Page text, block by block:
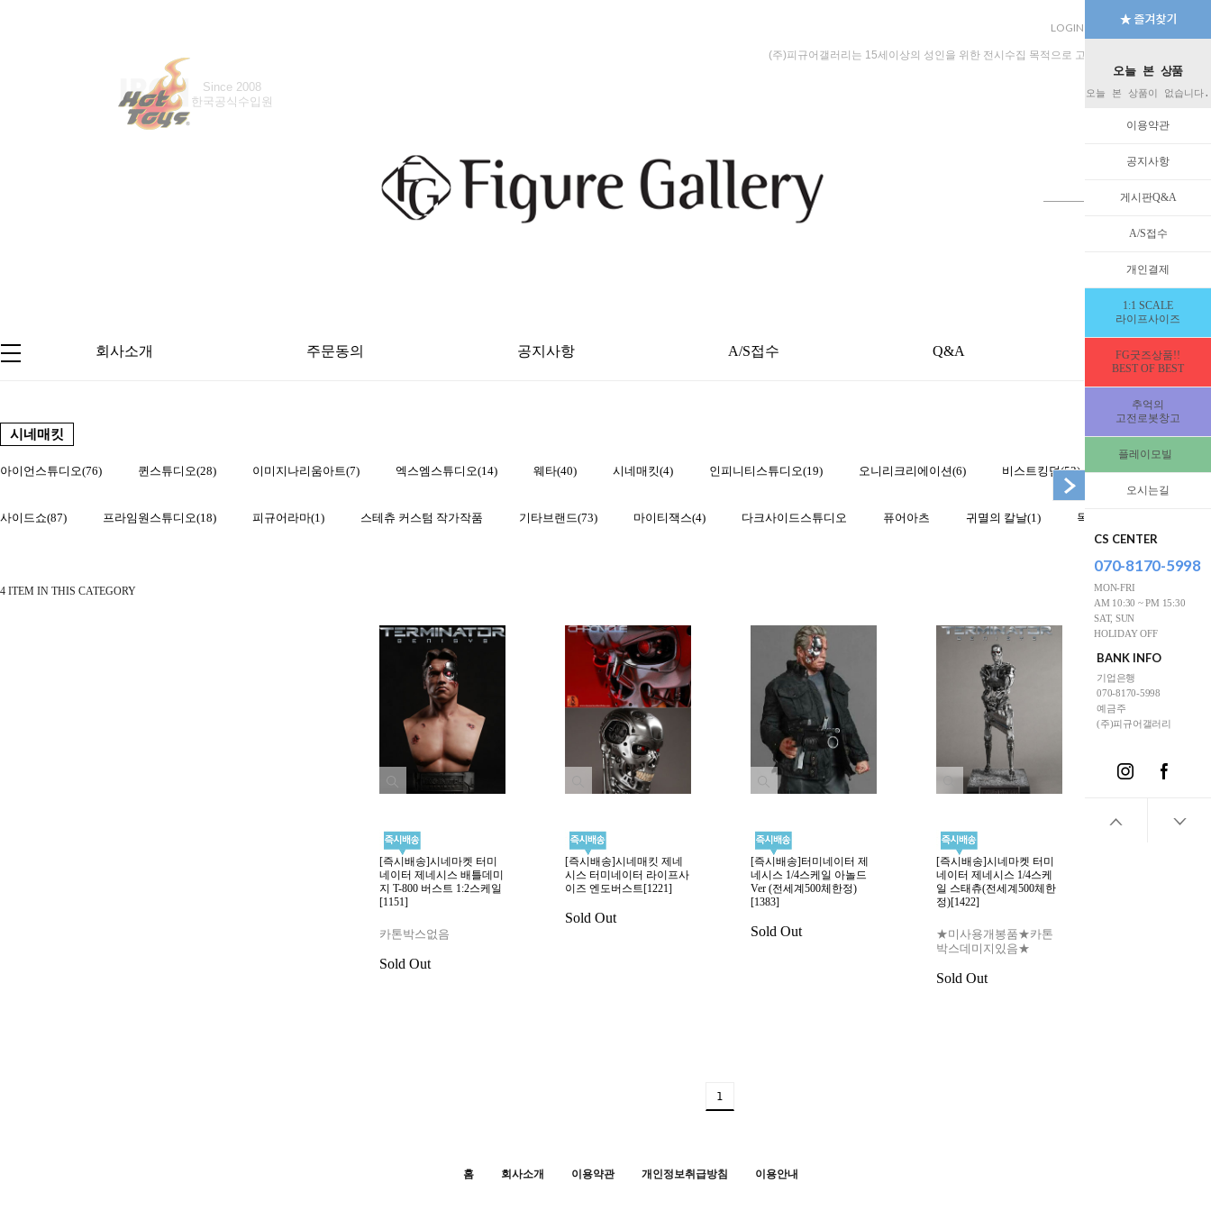
오늘 본 상품
오늘 본 상품이 없습니다.
이용약관
공지사항
게시판Q&A
A/S접수
개인결제
1:1 SCALE
라이프사이즈
FG굿즈상품!!
BEST OF BEST
추억의
고전로봇창고
플레이모빌
오시는길
CS CENTER
070-8170-5998
MON-FRI
AM 10:30 ~ PM 15:30
SAT, SUN
HOLIDAY OFF
BANK INFO
기업은행
070-8170-5998
예금주
(주)피규어갤러리
LOGIN JOIN MYPAGE
Since 2008
한국공식수입원
Since 2016
한국공식수입원
(주)피규어갤러리는 15세이상의 성인을 위한 전시수집 목적으로 고안된 수입판매 전문 법인
회사소개 주문동의 공지사항 A/S접수 Q&A EVENT
시네매킷
아이언스튜디오(76) 퀸스튜디오(28) 이미지나리움아트(7) 엑스엠스튜디오(14) 웨타(40) 시네매킷(4) 인피니티스튜디오(19) 오니리크리에이션(6) 비스트킹덤(53) 맥팔레인(43)
사이드쇼(87) 프라임원스튜디오(18) 피규어라마(1) 스테츄 커스텀 작가작품 기타브랜드(73) 마이티잭스(4) 다크사이드스튜디오 퓨어아츠 귀멸의 칼날(1) 독일머클
4 ITEM IN THIS CATEGORY
[즉시배송]시네마켓 터미
네이터 제네시스 배틀데미
지 T-800 버스트 1:2스케일
[1151]
카톤박스없음
Sold Out
[즉시배송]시네매킷 제네
시스 터미네이터 라이프사
이즈 엔도버스트[1221]
Sold Out
[즉시배송]터미네이터 제
네시스 1/4스케일 아놀드
Ver (전세계500체한정)
[1383]
Sold Out
[즉시배송]시네마켓 터미
네이터 제네시스 1/4스케
일 스태츄(전세계500체한
정)[1422]
★미사용개봉품★카톤
박스데미지있음★
Sold Out
1
홈 회사소개 이용약관 개인정보취급방침 이용안내